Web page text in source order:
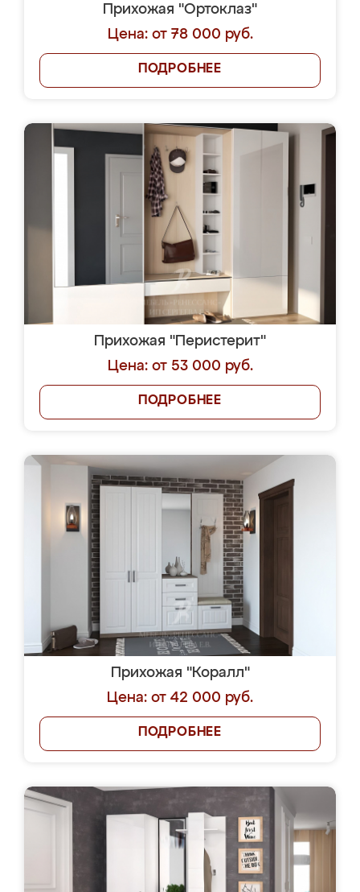
Прихожая "Ортоклаз"
Цена: от 78 000 руб.
ПОДРОБНЕЕ
Прихожая "Перистерит"
Цена: от 53 000 руб.
ПОДРОБНЕЕ
Прихожая "Коралл"
Цена: от 42 000 руб.
ПОДРОБНЕЕ